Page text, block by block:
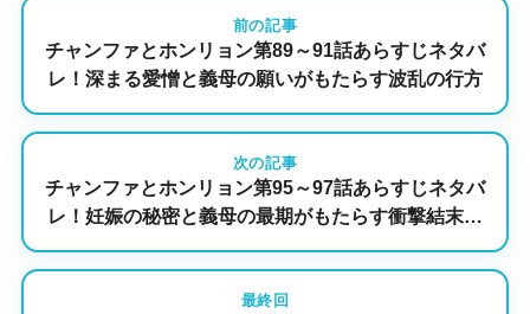
前の記事
チャンファとホンリョン第89～91話あらすじネタバ
レ！深まる愛憎と義母の願いがもたらす波乱の行方
次の記事
チャンファとホンリョン第95～97話あらすじネタバ
レ！妊娠の秘密と義母の最期がもたらす衝撃結末と
最終回